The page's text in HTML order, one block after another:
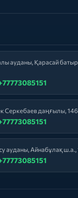
ауданы, Қарасай батыр
Серкебаев даңғылы,
ауданы, Айнабұлақ ш.а.,